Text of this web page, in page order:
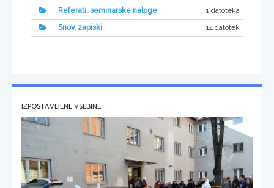
Referati, seminarske naloge 1 datoteka
Snov, zapiski 14 datotek
IZPOSTAVLJENE VSEBINE